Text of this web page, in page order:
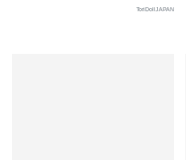
ToriDollJAPAN